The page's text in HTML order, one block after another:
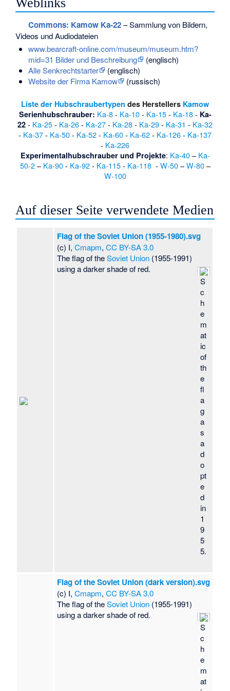
Commons: Kamow Ka-22– Sammlung von Bildern,
Videos und Audiodateien
www.bearcraft-online.com/museum/museum.htm?
mid=31 Bilder und Beschreibung
(englisch)
Alle Senkrechtstarter
(englisch)
Website der Firma Kamow
(russisch)
Liste der Hubschraubertypen des Herstellers Kamow
Serienhubschrauber: Ka-8- Ka-10- Ka-15- Ka-18- Ka-
22 - Ka-25- Ka-26- Ka-27- Ka-28- Ka-29- Ka-31 - Ka-32
- Ka-37- Ka-50- Ka-52- Ka-60- Ka-62- Ka-126- Ka-137
- Ka-226
Experimentalhubschrauber und Projekte: Ka-40– Ka-
50-2– Ka-90- Ka-92- Ka-115- Ka-118- W-50–W-80–
W-100
Auf dieser Seite verwendete Medien
Flag of the Soviet Union (1955-1980).svg
(c) I,Cmapm,CC BY-SA 3.0
The flag of theSoviet Union (1955-1991)
using a darker shade of red.
S
c
h
e
m
at
ic
of
th
e
fl
a
g
a
s
a
d
o
pt
e
d
in
1
9
5
5.
Flag of the Soviet Union (dark version).svg
(c) I,Cmapm,CC BY-SA 3.0
The flag of theSoviet Union (1955-1991)
using a darker shade of red.
S
c
h
e
m
at